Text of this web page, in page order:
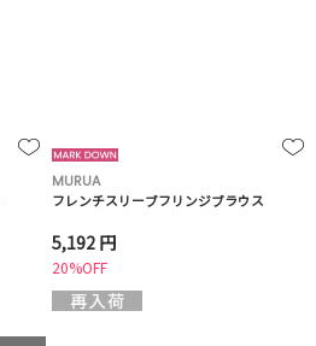
MURUA
フレンチスリーブフリンジブラウス
5,192 円
20%OFF